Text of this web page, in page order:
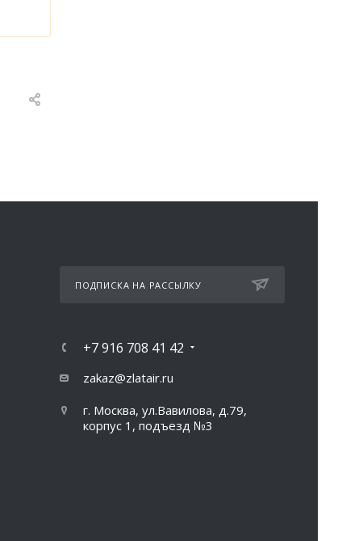
ПОДПИСКА НА РАССЫЛКУ
+7 916 708 41 42
zakaz@zlatair.ru
г. Москва, ул.Вавилова, д.79,
корпус 1, подъезд №3